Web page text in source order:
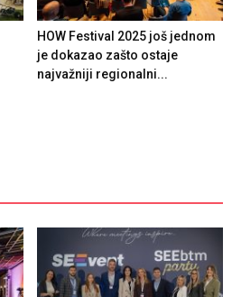
HOW Festival 2025 još jednom
je dokazao zašto ostaje
najvažniji regionalni...